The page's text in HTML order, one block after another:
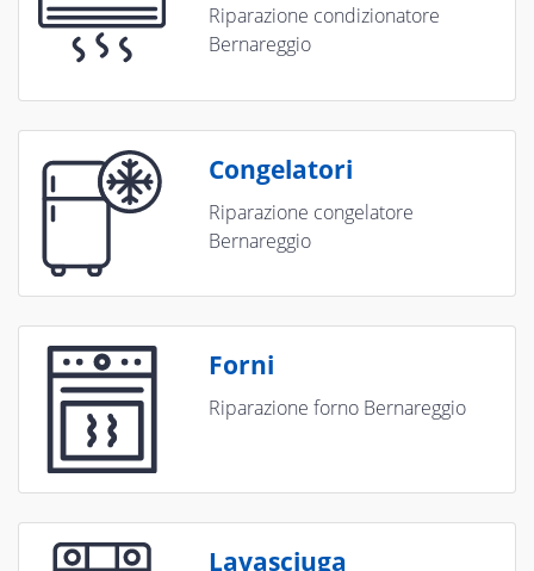
Riparazione condizionatore
Bernareggio
Congelatori
Riparazione congelatore
Bernareggio
Forni
Riparazione forno Bernareggio
Lavasciuga